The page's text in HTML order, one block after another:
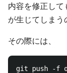
内容を修正し
が生じてしまう
その際には、